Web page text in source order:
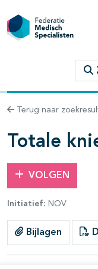
Terug naar
Totale
VOLGEN
Initiatief: NOV
Bijlagen
binnen deze
open- en
open- en